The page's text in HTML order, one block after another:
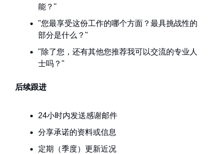
能？"
"您最享受这份工作的哪个方面？最具挑战性的
部分是什么？"
"除了您，还有其他您推荐我可以交流的专业人
士吗？"
后续跟进
24小时内发送感谢邮件
分享承诺的资料或信息
定期（季度）更新近况